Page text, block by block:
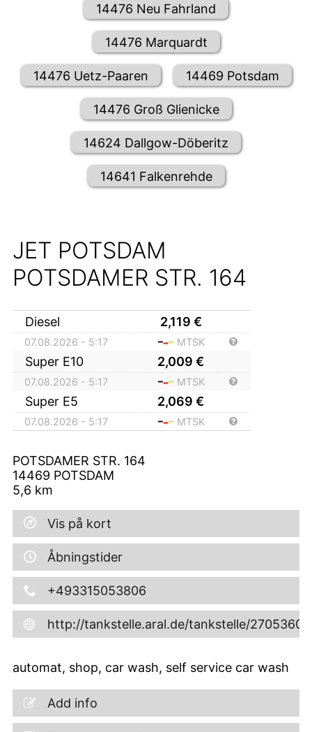
14476 Neu Fahrland
14476 Marquardt
14476 Uetz-Paaren 14469 Potsdam
14476 Groß Glienicke
14624 Dallgow-Döberitz
14641 Falkenrehde
JET POTSDAM
POTSDAMER STR. 164
Diesel 2,119 €
07.08.2026 - 5:17 MTSK
Super E10 2,009 €
07.08.2026 - 5:17 MTSK
Super E5 2,069 €
07.08.2026 - 5:17 MTSK
POTSDAMER STR. 164
14469 POTSDAM
5,6 km
Vis på kort
Åbningstider
+493315053806
http://tankstelle.aral.de/tankstelle/27053600
automat, shop, car wash, self service car wash
Add info